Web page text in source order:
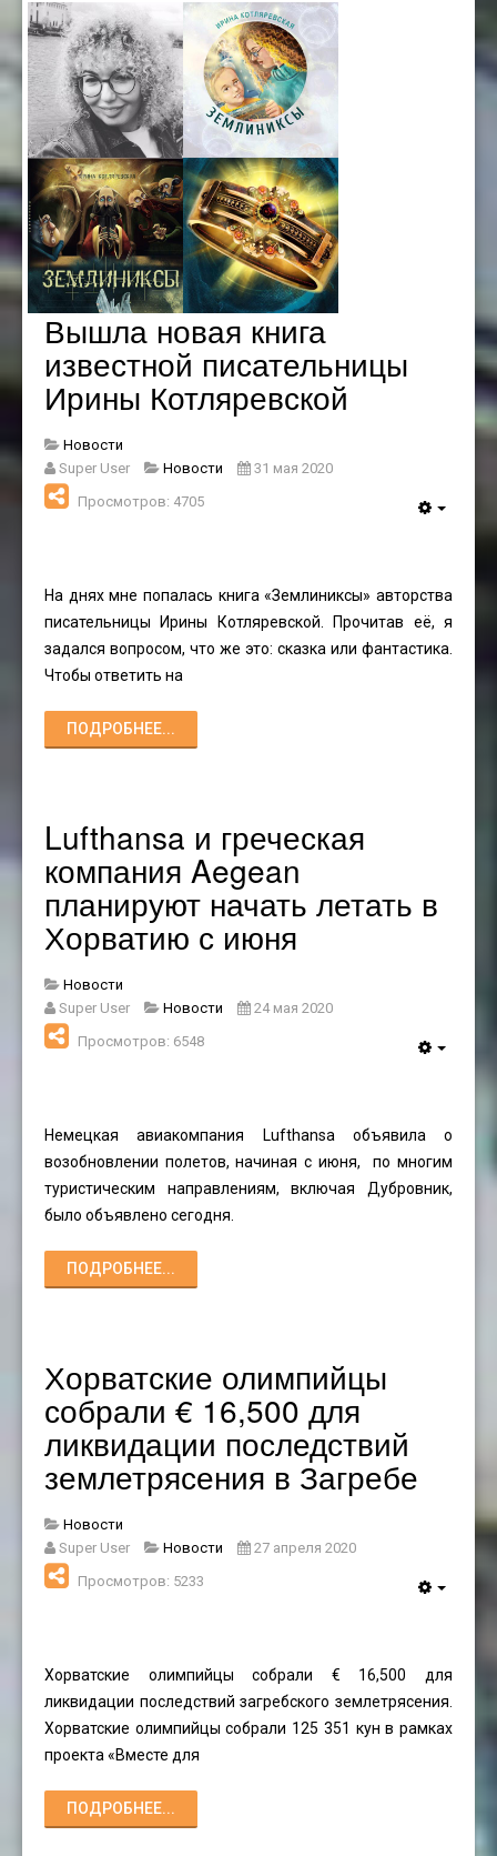
Вышла новая книга
известной писательницы
Ирины Котляревской
Новости
Super User
Новости
31 мая 2020
Просмотров: 4705
На днях мне попалась книга «Землиниксы» авторства
писательницы Ирины Котляревской. Прочитав её, я
задался вопросом, что же это: сказка или фантастика.
Чтобы ответить на
ПОДРОБНЕЕ...
Lufthansa и греческая
компания Aegean
планируют начать летать в
Хорватию с июня
Новости
Super User
Новости
24 мая 2020
Просмотров: 6548
Немецкая авиакомпания Lufthansa объявила о
возобновлении полетов, начиная с июня, по многим
туристическим направлениям, включая Дубровник,
было объявлено сегодня.
ПОДРОБНЕЕ...
Хорватские олимпийцы
собрали € 16,500 для
ликвидации последствий
землетрясения в Загребе
Новости
Super User
Новости
27 апреля 2020
Просмотров: 5233
Хорватские олимпийцы собрали € 16,500 для
ликвидации последствий загребского землетрясения.
Хорватские олимпийцы собрали 125 351 кун в рамках
проекта «Вместе для
ПОДРОБНЕЕ...